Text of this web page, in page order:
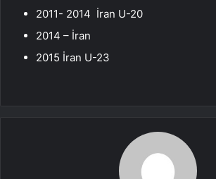
2011- 2014 İran U-20
2014 – İran
2015 İran U-23